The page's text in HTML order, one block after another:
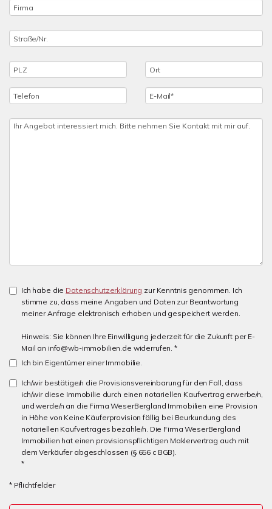
Ich habe die Datenschutzerklärung zur Kenntnis genommen. Ich
stimme zu, dass meine Angaben und Daten zur Beantwortung
meiner Anfrage elektronisch erhoben und gespeichert werden.
Hinweis: Sie können Ihre Einwilligung jederzeit für die Zukunft per E-
Mail an info@wb-immobilien.de widerrufen. *
Ich bin Eigentümer einer Immobilie.
Ich/wir bestätige/n die Provisionsvereinbarung für den Fall, dass
ich/wir diese Immobilie durch einen notariellen Kaufvertrag erwerbe/n,
und werde/n an die Firma WeserBergland Immobilien eine Provision
in Höhe von Keine Käuferprovision fällig bei Beurkundung des
notariellen Kaufvertrages bezahle/n. Die Firma WeserBergland
Immobilien hat einen provisionspflichtigen Maklervertrag auch mit
dem Verkäufer abgeschlossen (§ 656 c BGB).
*
* Pflichtfelder